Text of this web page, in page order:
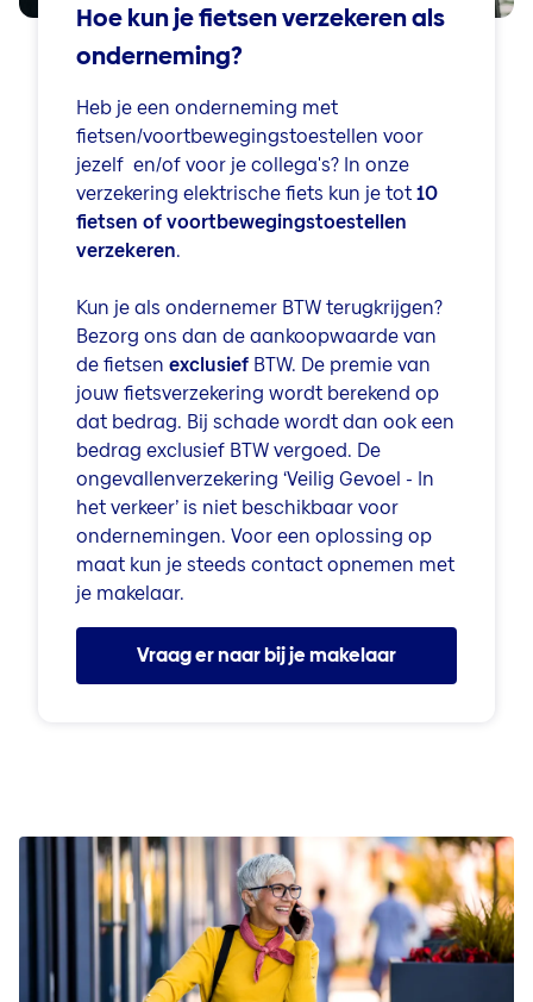
Hoe kun je fietsen verzekeren als
onderneming?
Heb je een onderneming met
fietsen/voortbewegingstoestellen voor
jezelf en/of voor je collega's? In onze
verzekering elektrische fiets kun je tot10
fietsen of voortbewegingstoestellen
verzekeren.
Kun je als ondernemer BTW terugkrijgen?
Bezorg ons dan de aankoopwaarde van
de fietsen exclusief BTW. De premie van
jouw fietsverzekering wordt berekend op
dat bedrag. Bij schade wordt dan ook een
bedrag exclusief BTW vergoed. De
ongevallenverzekering ‘Veilig Gevoel - In
het verkeer’ is niet beschikbaar voor
ondernemingen. Voor een oplossing op
maat kun je steeds contact opnemen met
je makelaar.
Vraag er naar bij je makelaar